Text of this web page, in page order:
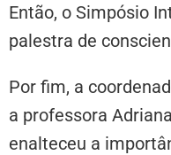
Então, o Simpósio
palestra de
Por fim, a
a professora
enalteceu a